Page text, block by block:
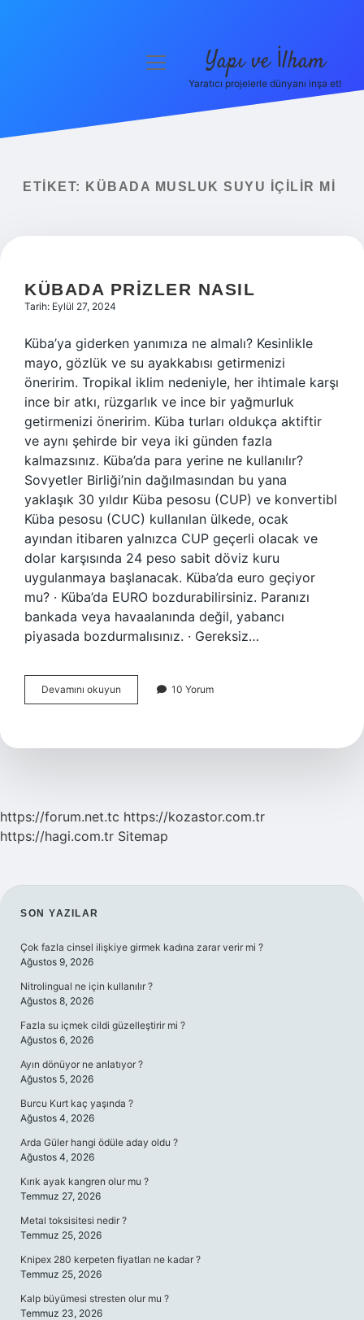
Yasal Uyarı
menüyü
Yapı ve İlham
Yaratıcı projelerle dünyanı inşa et!
ETIKET: KÜBADA MUSLUK SUYU IÇILIR MI
KÜBADA PRIZLER NASIL
Tarih: Eylül 27, 2024
Küba’ya giderken yanımıza ne almalı? Kesinlikle
mayo, gözlük ve su ayakkabısı getirmenizi
öneririm. Tropikal iklim nedeniyle, her ihtimale karşı
ince bir atkı, rüzgarlık ve ince bir yağmurluk
getirmenizi öneririm. Küba turları oldukça aktiftir
ve aynı şehirde bir veya iki günden fazla
kalmazsınız. Küba’da para yerine ne kullanılır?
Sovyetler Birliği’nin dağılmasından bu yana
yaklaşık 30 yıldır Küba pesosu (CUP) ve konvertibl
Küba pesosu (CUC) kullanılan ülkede, ocak
ayından itibaren yalnızca CUP geçerli olacak ve
dolar karşısında 24 peso sabit döviz kuru
uygulanmaya başlanacak. Küba’da euro geçiyor
mu? · Küba’da EURO bozdurabilirsiniz. Paranızı
bankada veya havaalanında değil, yabancı
piyasada bozdurmalısınız. · Gereksiz…
Devamını okuyun
Prizler
10 Yorum
https://forum.net.tc https://kozastor.com.tr
https://hagi.com.tr Sitemap
SIDEBAR
SON YAZILAR
Çok fazla cinsel ilişkiye girmek kadına zarar verir mi ?
Ağustos 9, 2026
Nitrolingual ne için kullanılır ?
Ağustos 8, 2026
Fazla su içmek cildi güzelleştirir mi ?
Ağustos 6, 2026
Ayın dönüyor ne anlatıyor ?
Ağustos 5, 2026
Burcu Kurt kaç yaşında ?
Ağustos 4, 2026
Arda Güler hangi ödüle aday oldu ?
Ağustos 4, 2026
Kırık ayak kangren olur mu ?
Temmuz 27, 2026
Metal toksisitesi nedir ?
Temmuz 25, 2026
Knipex 280 kerpeten fiyatları ne kadar ?
Temmuz 25, 2026
Kalp büyümesi stresten olur mu ?
Temmuz 23, 2026